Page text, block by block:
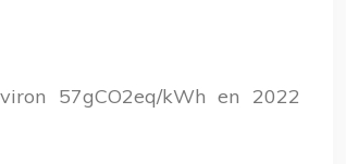
57gCO2eq/kWh en 2022